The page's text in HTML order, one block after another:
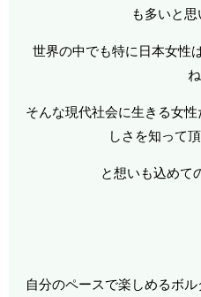
も多いと思
世界の中でも特に日本女性
そんな現代社会に生きる女
しさを知って
と想いも込めて
自分のペースで楽しめるボ